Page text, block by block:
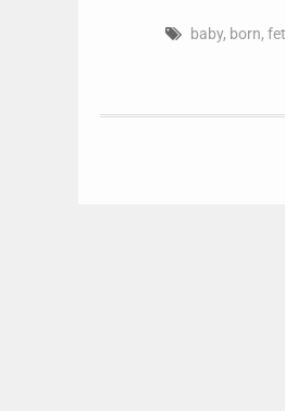
baby, born,